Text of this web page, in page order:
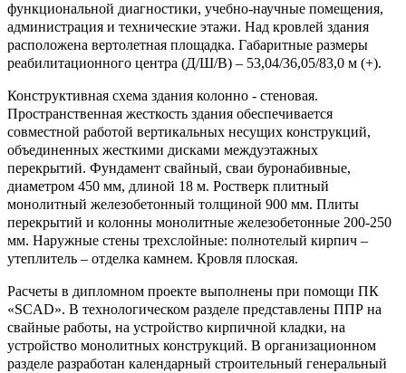
функциональной диагностики, учебно-научные помещения,
администрация и технические этажи. Над кровлей здания
расположена вертолетная площадка. Габаритные размеры
реабилитационного центра (Д/Ш/В) – 53,04/36,05/83,0 м (+).
Конструктивная схема здания колонно - стеновая.
Пространственная жесткость здания обеспечивается
совместной работой вертикальных несущих конструкций,
объединенных жесткими дисками междуэтажных
перекрытий. Фундамент свайный, сваи буронабивные,
диаметром 450 мм, длиной 18 м. Ростверк плитный
монолитный железобетонный толщиной 900 мм. Плиты
перекрытий и колонны монолитные железобетонные 200-250
мм. Наружные стены трехслойные: полнотелый кирпич –
утеплитель – отделка камнем. Кровля плоская.
Расчеты в дипломном проекте выполнены при помощи ПК
«SCAD». В технологическом разделе представлены ППР на
свайные работы, на устройство кирпичной кладки, на
устройство монолитных конструкций. В организационном
разделе разработан календарный строительный генеральный